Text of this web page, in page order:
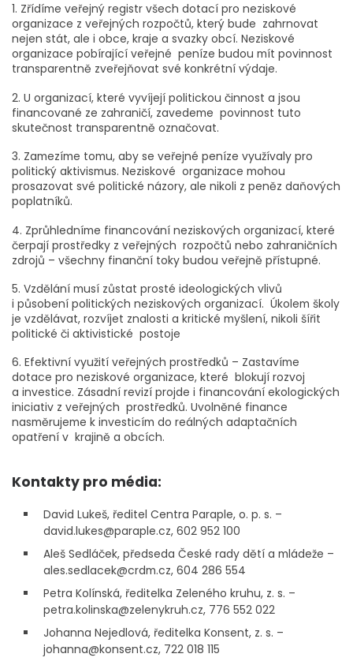
1. Zřídíme veřejný registr všech dotací pro neziskové
organizace z veřejných rozpočtů, který bude zahrnovat
nejen stát, ale i obce, kraje a svazky obcí. Neziskové
organizace pobírající veřejné peníze budou mít povinnost
transparentně zveřejňovat své konkrétní výdaje.
2. U organizací, které vyvíjejí politickou činnost a jsou
financované ze zahraničí, zavedeme povinnost tuto
skutečnost transparentně označovat.
3. Zamezíme tomu, aby se veřejné peníze využívaly pro
politický aktivismus. Neziskové organizace mohou
prosazovat své politické názory, ale nikoli z peněz daňových
poplatníků.
4. Zprůhledníme financování neziskových organizací, které
čerpají prostředky z veřejných rozpočtů nebo zahraničních
zdrojů – všechny finanční toky budou veřejně přístupné.
5. Vzdělání musí zůstat prosté ideologických vlivů
i působení politických neziskových organizací. Úkolem školy
je vzdělávat, rozvíjet znalosti a kritické myšlení, nikoli šířit
politické či aktivistické postoje
6. Efektivní využití veřejných prostředků – Zastavíme
dotace pro neziskové organizace, které blokují rozvoj
a investice. Zásadní revizí projde i financování ekologických
iniciativ z veřejných prostředků. Uvolněné finance
nasměrujeme k investicím do reálných adaptačních
opatření v krajině a obcích.
Kontakty pro média:
David Lukeš, ředitel Centra Paraple, o. p. s. –
david.lukes@paraple.cz, 602 952 100
Aleš Sedláček, předseda České rady dětí a mládeže –
ales.sedlacek@crdm.cz, 604 286 554
Petra Kolínská, ředitelka Zeleného kruhu, z. s. –
petra.kolinska@zelenykruh.cz, 776 552 022
Johanna Nejedlová, ředitelka Konsent, z. s. –
johanna@konsent.cz, 722 018 115